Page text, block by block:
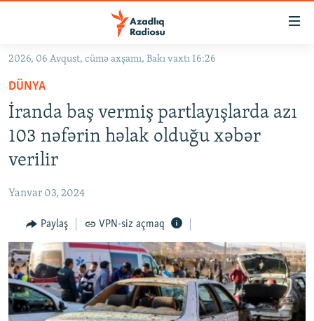
Əsas
qayıt
Əsas
naviqasiyaya
qayıt
Axtarışa
#İZAHLA
KORRUPSIOMETR
#ƏSLINDƏ
QANUNI DOĞRU
ARAŞDIRMA
MULTIMEDIA
VIDEO
FOTOQALEREYA
RADIO ARXIV
OXU ZALI
HAQQIMIZDA
2026, 06 Avqust, cümə axşamı, Bakı vaxtı 16:26
DÜNYA
İranda baş vermiş partlayışlarda azı
103 nəfərin həlak olduğu xəbər
verilir
Yanvar 03, 2024
Paylaş VPN-siz açmaq